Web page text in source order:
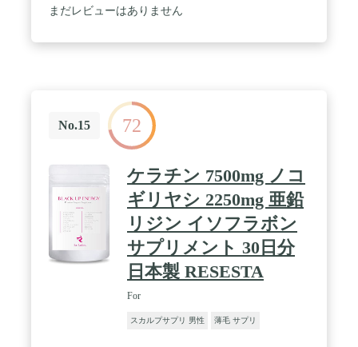
しており、お客様に信頼を提供するため徹底した品
した。アナゲイン約3,300mg(1袋あたり) ノコギリヤ
シエキス末約2,000mg(1袋あたり) ケラチン約
1,000mg(1袋あたり) 酵母(亜鉛含有)約54mg/1袋あた
り,1.8mg/1日あたり
まだレビューはありません
No.15 72
ケラチン 7500mg ノコ
ギリヤシ 2250mg 亜鉛
リジン イソフラボン
サプリメント 30日分
日本製 RESESTA
For
スカルプサプリ 男性 薄毛 サプリ